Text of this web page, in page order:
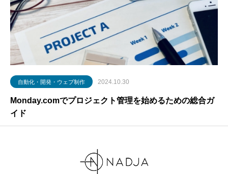
自動化・開発・ウェブ制作 2024.10.30
Monday.comでプロジェクト管理を始めるための総合ガ
イド